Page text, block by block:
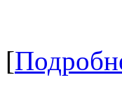
[